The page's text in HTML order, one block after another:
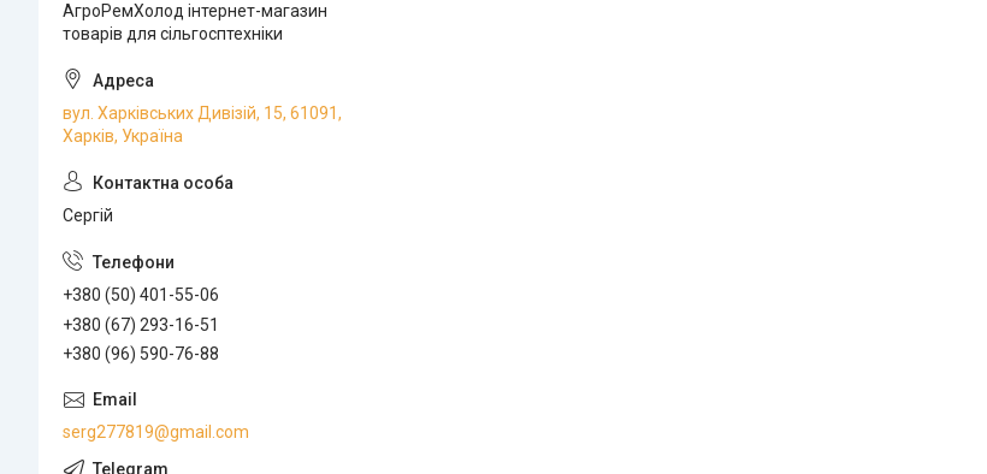
АгроРемХолод інтернет-магазин
товарів для сільгосптехніки
вул. Харківських Дивізій, 15, 61091,
Харків, Україна
Сергій
+380 (50) 401-55-06
+380 (67) 293-16-51
+380 (96) 590-76-88
serg277819@gmail.com